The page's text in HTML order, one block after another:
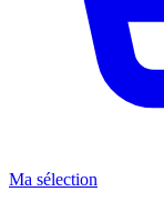
Ma sélection